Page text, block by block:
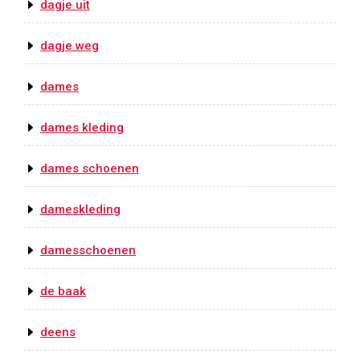
dagje uit
dagje weg
dames
dames kleding
dames schoenen
dameskleding
damesschoenen
de baak
deens